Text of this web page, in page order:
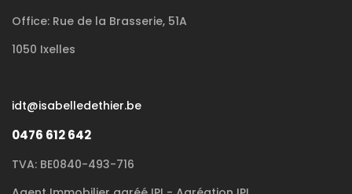
Office: Rue de la Brasserie, 51A
1050 Ixelles
idt@isabelledethier.be
0476 612 642
TVA: BE0840-493-716